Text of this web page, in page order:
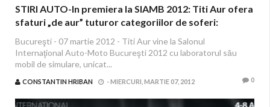
STIRI AUTO-In premiera la SIAMB 2012: Titi Aur ofera
sfaturi „de aur” tuturor categoriilor de soferi:
Bucureşti - 07 martie 2012 - Titi Aur vine la Salonul
Internaţional Auto-Moto Bucureşti 2012 cu laboratorul său
mobil de simulare, unicat...
CONSTANTIN HRIBAN -MIERCURI, MARTIE 07, 2012 0